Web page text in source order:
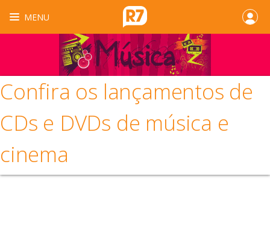
MENU
Confira os lançamentos de
CDs e DVDs de música e
cinema